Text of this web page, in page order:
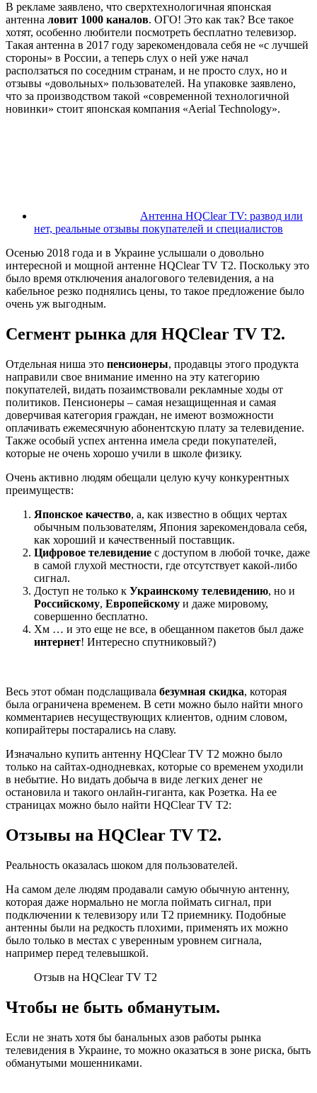
В рекламе заявлено, что сверхтехнологичная японская
антенна ловит 1000 каналов. ОГО! Это как так? Все такое
хотят, особенно любители посмотреть бесплатно телевизор.
Такая антенна в 2017 году зарекомендовала себя не «с лучшей
стороны» в России, а теперь слух о ней уже начал
расползаться по соседним странам, и не просто слух, но и
отзывы «довольных» пользователей. На упаковке заявлено,
что за производством такой «современной технологичной
новинки» стоит японская компания «Aerial Technology».
Антенна HQClear TV: развод или
нет, реальные отзывы покупателей и специалистов
Осенью 2018 года и в Украине услышали о довольно
интересной и мощной антенне HQClear TV T2. Поскольку это
было время отключения аналогового телевидения, а на
кабельное резко поднялись цены, то такое предложение было
очень уж выгодным.
Сегмент рынка для HQClear TV T2.
Отдельная ниша это пенсионеры, продавцы этого продукта
направили свое внимание именно на эту категорию
покупателей, видать позаимствовали рекламные ходы от
политиков. Пенсионеры – самая незащищенная и самая
доверчивая категория граждан, не имеют возможности
оплачивать ежемесячную абонентскую плату за телевидение.
Также особый успех антенна имела среди покупателей,
которые не очень хорошо учили в школе физику.
Очень активно людям обещали целую кучу конкурентных
преимуществ:
Японское качество, а, как известно в общих чертах
обычным пользователям, Япония зарекомендовала себя,
как хороший и качественный поставщик.
Цифровое телевидение с доступом в любой точке, даже
в самой глухой местности, где отсутствует какой-либо
сигнал.
Доступ не только к Украинскому телевидению, но и
Российскому, Европейскому и даже мировому,
совершенно бесплатно.
Хм … и это еще не все, в обещанном пакетов был даже
интернет! Интересно спутниковый?)
Весь этот обман подслащивала безумная скидка, которая
была ограничена временем. В сети можно было найти много
комментариев несуществующих клиентов, одним словом,
копирайтеры постарались на славу.
Изначально купить антенну HQClear TV T2 можно было
только на сайтах-однодневках, которые со временем уходили
в небытие. Но видать добыча в виде легких денег не
остановила и такого онлайн-гиганта, как Розетка. На ее
страницах можно было найти HQClear TV T2:
Отзывы на HQClear TV T2.
Реальность оказалась шоком для пользователей.
На самом деле людям продавали самую обычную антенну,
которая даже нормально не могла поймать сигнал, при
подключении к телевизору или Т2 приемнику. Подобные
антенны были на редкость плохими, применять их можно
было только в местах с уверенным уровнем сигнала,
например перед телевышкой.
Отзыв на HQClear TV T2
Чтобы не быть обманутым.
Если не знать хотя бы банальных азов работы рынка
телевидения в Украине, то можно оказаться в зоне риска, быть
обманутыми мошенниками.